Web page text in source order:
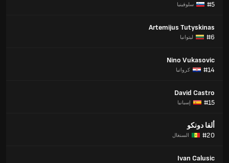
#5
سلوفينيا
Artemijus Tutyskinas
#6
ليتوانيا
Nino Vukasovic
#14
كرواتيا
David Castro
#15
إسبانيا
ألفا دونكو
#20
السنغال
Ivan Calusic